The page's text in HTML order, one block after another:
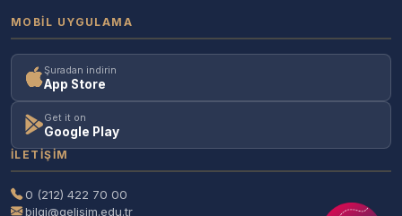
MOBIL UYGULAMA
Şuradan indirin
App Store
Get it on
Google Play
İLETIŞIM
0 (212) 422 70 00
bilgi@gelisim.edu.tr